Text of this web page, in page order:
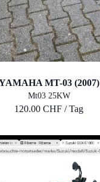
MT-03 (2007)
Mt03 25KW
120.00 CHF / Tag